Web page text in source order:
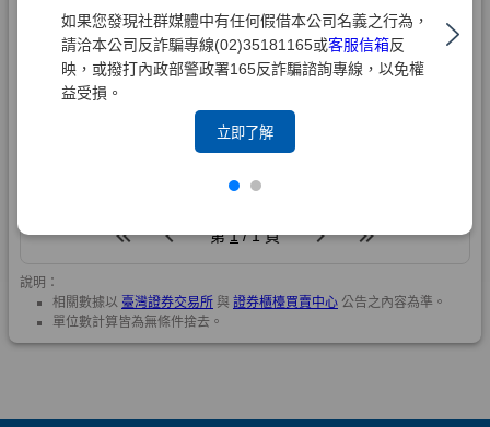
如果您發現社群媒體中有任何假借本公司名義之行為，
請洽本公司反詐騙專線(02)35181165或客服信箱反
映，或撥打內政部警政署165反詐騙諮詢專線，以免權
益受損。
立即了解